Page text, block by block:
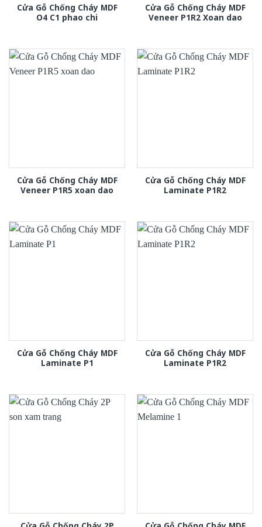
Cửa Gỗ Chống Cháy MDF
O4 C1 phao chi
Cửa Gỗ Chống Cháy MDF
Veneer P1R2 Xoan dao
Cửa Gỗ Chống Cháy MDF
Veneer P1R5 xoan dao
Cửa Gỗ Chống Cháy MDF
Laminate P1R2
Cửa Gỗ Chống Cháy MDF
Laminate P1
Cửa Gỗ Chống Cháy MDF
Laminate P1R2